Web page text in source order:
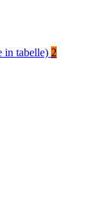
in tabelle) 2